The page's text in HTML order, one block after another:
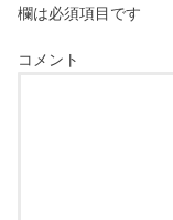
欄は必須項目です
コメント